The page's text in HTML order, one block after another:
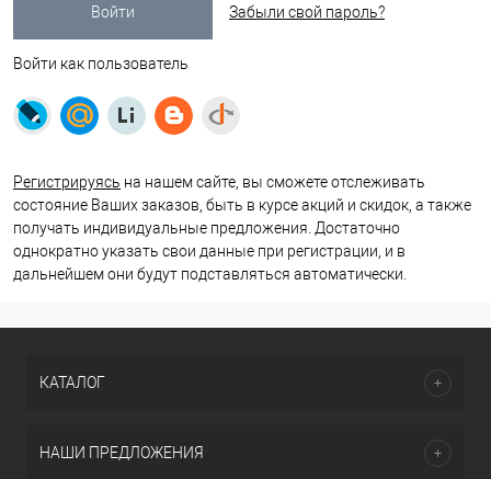
Забыли свой пароль?
Войти как пользователь
Регистрируясь на нашем сайте, вы сможете отслеживать
состояние Ваших заказов, быть в курсе акций и скидок, а также
получать индивидуальные предложения. Достаточно
однократно указать свои данные при регистрации, и в
дальнейшем они будут подставляться автоматически.
КАТАЛОГ
НАШИ ПРЕДЛОЖЕНИЯ